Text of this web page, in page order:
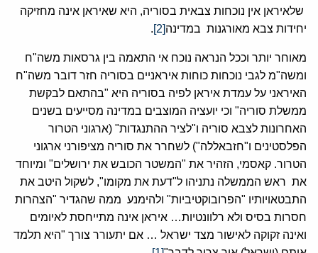
שלאיראן אין נוכחות צבאית בסוריה, היא שאיראן אינה מחזיקה
יחידות צבא מאורגנות במדינה[2]
.
מאוחר יותר וככל הנראה נוכח אי התאמה בין גרסאות משה"ח
ומשה"מ לגבי נוכחות כוחות איראניים בסוריה חזר דובר משה"ח
האיראני על עמדת איראן לפיה בסוריה היא "בהתאם לבקשת
ממשלת סוריה" וכי יועציה המוצבים במדינה מסייעים בשנים
האחרונות לצבא סוריה ו"לציר ההתנגדות" (ארגוני הטרור
הפלסטינים ו"חזבאללה") לשחרר את סוריה מציפורני ארגוני
הטרור. קאסמי, הזהיר את "המשטר הכובש את ירושלים" ומיוחד
את ראש הממשלה נתניהו ל"דעת את מקומו", לשקול היטב את
התבטאויותיו "הפרובוקטיביות" ולהימנע ממה שהגדיר "הצהרות
חסרות בסיס ולא רלוונטיות… איראן אינה מתייחסת לאיומים
ואינה זקוקה לאישור מצד ישראל … אם יתעורר צורך "היא תלמד